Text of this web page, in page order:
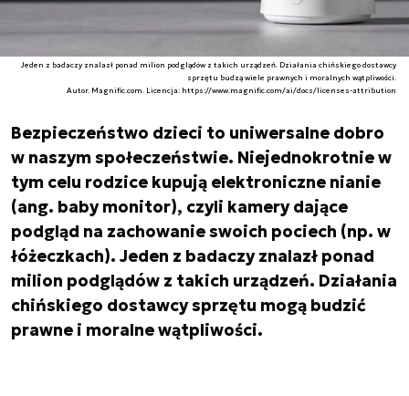
Jeden z badaczy znalazł ponad milion podglądów z takich urządzeń. Działania chińskiego dostawcy
sprzętu budzą wiele prawnych i moralnych wątpliwości.
Autor. Magnific.com. Licencja: https://www.magnific.com/ai/docs/licenses-attribution
Bezpieczeństwo dzieci to uniwersalne dobro
w naszym społeczeństwie. Niejednokrotnie w
tym celu rodzice kupują elektroniczne nianie
(ang. baby monitor), czyli kamery dające
podgląd na zachowanie swoich pociech (np. w
łóżeczkach). Jeden z badaczy znalazł ponad
milion podglądów z takich urządzeń. Działania
chińskiego dostawcy sprzętu mogą budzić
prawne i moralne wątpliwości.